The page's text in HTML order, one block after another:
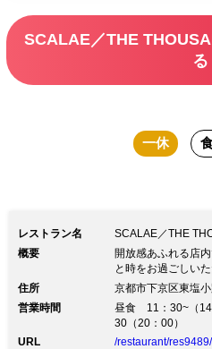
デート、
いただけ
ンチコー
SCALAE／THE
る
一休
レストラン名
SCALAE／THE
概要
開放感あふれる店
と時をお過ごしいた
住所
京都市下京区東塩
営業時間
昼食 11：30~（
30（20：00）
URL
/restaurant/